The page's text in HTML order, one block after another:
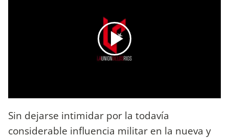
Sin dejarse intimidar por la todavía
considerable influencia militar en la nueva y